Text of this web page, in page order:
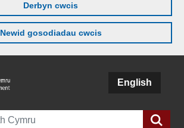
Derbyn cwcis
Newid gosodiadau cwcis
English